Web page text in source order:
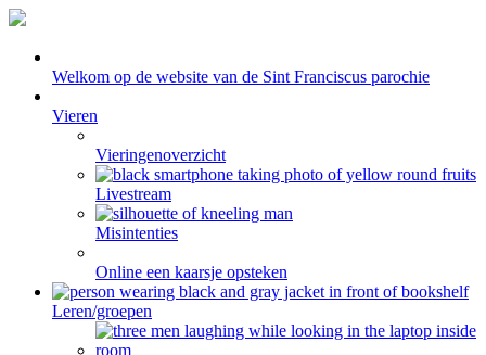
Welkom op de website van de Sint Franciscus parochie
Vieren
Vieringenoverzicht
Livestream
Misintenties
Online een kaarsje opsteken
Leren/groepen